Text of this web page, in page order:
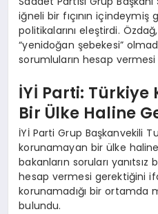
iğneli bir fıçının içindeymiş
politikalarını eleştirdi.
“yenidoğan şebekesi”
sorumluların hesap
İYİ Parti:
Bir Ülke Haline
İYİ Parti Grup Başkanvekili
korunamayan bir ülke
bakanların soruları yanıtsız
hesap vermesi gerektiğini
korunamadığı bir ortamda
bulundu.